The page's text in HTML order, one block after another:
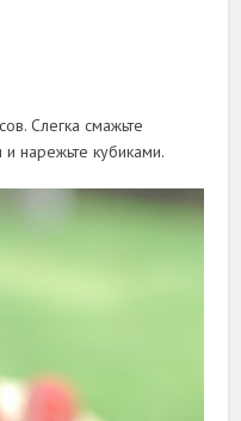
Слегка смажьте
нарежьте кубиками.